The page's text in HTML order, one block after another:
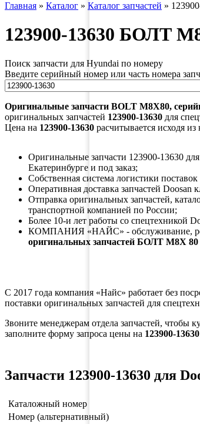
Главная » Каталог » Каталог запчастей »
123900-13630 БОЛТ
Поиск запчасти для Hyundai по номеру
Введите серийный номер или часть номера
Оригинальные запчасти BOLT M8X80,
оригинальных запчастей 123900-13630 для
Цена на 123900-13630 расчитывается исходя
Оригинальные запчасти 123900-13630
Екатеринбурге и под заказ;
Собственная система логистики
Оперативная доставка запчастей Doosan
Отправка оригинальных запчастей,
транспортной компанией по России;
Более 10-и лет работы со спецтехникой
КОМПАНИЯ «НАЙС» - обслуживание,
оригинальных запчастей БОЛТ M8X
С 2017 года компания «Найс» работает без
поставки оригинальных запчастей для
Звоните менеджерам отдела запчастей, чтобы
заполните форму запроса цены на 123900-13630
Запчасти 123900-13630 для
Каталожный номер
Номер (альтернативный)